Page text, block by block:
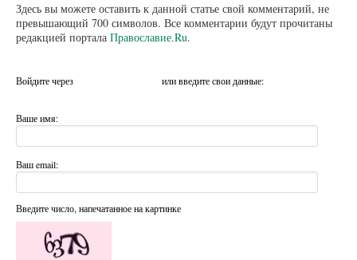
Здесь вы можете оставить к данной статье свой комментарий, не
превышающий 700 символов. Все комментарии будут прочитаны
редакцией портала Православие.Ru.
Войдите через или введите свои данные:
Ваше имя:
Ваш email:
Введите число, напечатанное на картинке